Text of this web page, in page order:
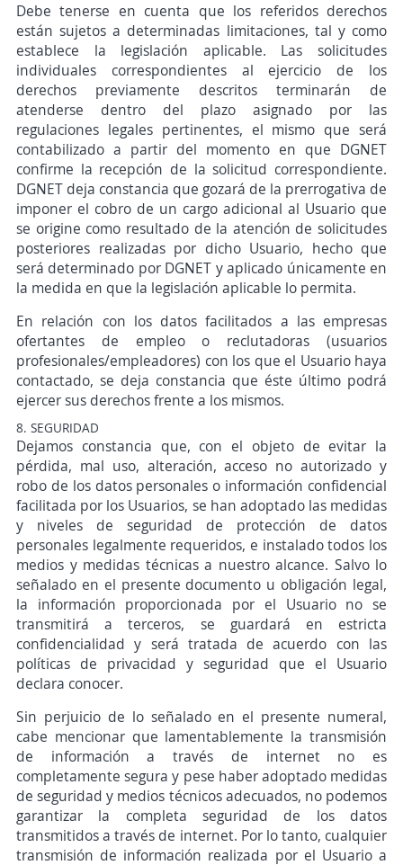
Debe tenerse en cuenta que los referidos derechos
están sujetos a determinadas limitaciones, tal y como
establece la legislación aplicable. Las solicitudes
individuales correspondientes al ejercicio de los
derechos previamente descritos terminarán de
atenderse dentro del plazo asignado por las
regulaciones legales pertinentes, el mismo que será
contabilizado a partir del momento en que DGNET
confirme la recepción de la solicitud correspondiente.
DGNET deja constancia que gozará de la prerrogativa de
imponer el cobro de un cargo adicional al Usuario que
se origine como resultado de la atención de solicitudes
posteriores realizadas por dicho Usuario, hecho que
será determinado por DGNET y aplicado únicamente en
la medida en que la legislación aplicable lo permita.
En relación con los datos facilitados a las empresas
ofertantes de empleo o reclutadoras (usuarios
profesionales/empleadores) con los que el Usuario haya
contactado, se deja constancia que éste último podrá
ejercer sus derechos frente a los mismos.
8. SEGURIDAD
Dejamos constancia que, con el objeto de evitar la
pérdida, mal uso, alteración, acceso no autorizado y
robo de los datos personales o información confidencial
facilitada por los Usuarios, se han adoptado las medidas
y niveles de seguridad de protección de datos
personales legalmente requeridos, e instalado todos los
medios y medidas técnicas a nuestro alcance. Salvo lo
señalado en el presente documento u obligación legal,
la información proporcionada por el Usuario no se
transmitirá a terceros, se guardará en estricta
confidencialidad y será tratada de acuerdo con las
políticas de privacidad y seguridad que el Usuario
declara conocer.
Sin perjuicio de lo señalado en el presente numeral,
cabe mencionar que lamentablemente la transmisión
de información a través de internet no es
completamente segura y pese haber adoptado medidas
de seguridad y medios técnicos adecuados, no podemos
garantizar la completa seguridad de los datos
transmitidos a través de internet. Por lo tanto, cualquier
transmisión de información realizada por el Usuario a